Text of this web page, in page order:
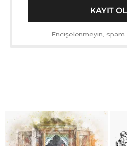
Endişelenmeyin, spam